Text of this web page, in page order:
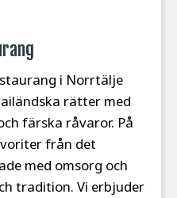
i Norrtälje
rätter med
färska råvaror. På
från det
med omsorg och
tradition. Vi erbjuder